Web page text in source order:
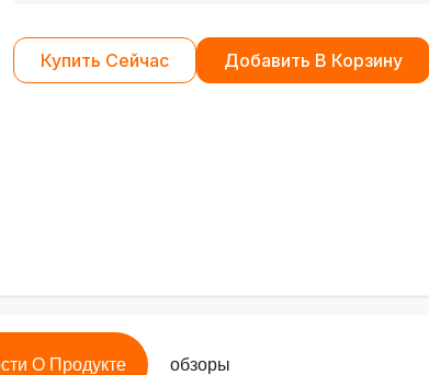
Купить Сейчас Добавить В Корзину
О Продукте обзоры